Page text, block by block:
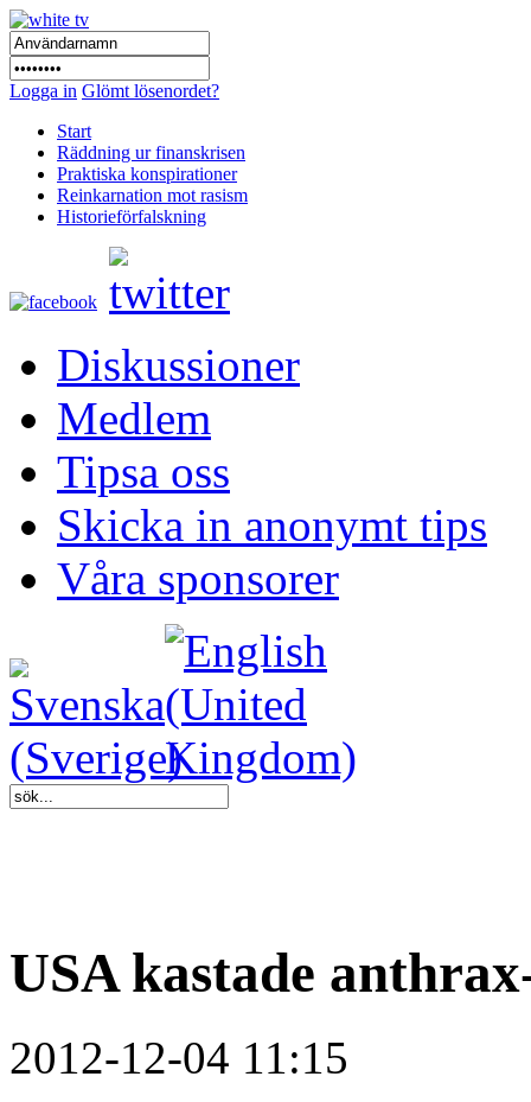
Logga in Glömt lösenordet?
Start
Räddning ur finanskrisen
Praktiska konspirationer
Reinkarnation mot rasism
Historieförfalskning
Diskussioner
Medlem
Tipsa oss
Skicka in anonymt tips
Våra sponsorer
USA kastade
2012-12-04 11:15